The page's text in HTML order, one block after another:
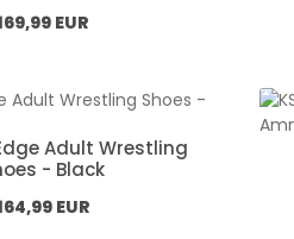
ár:
EUR
Adult Wrestling
- Black
ár:
EUR